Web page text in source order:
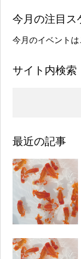
今月の注目ス
今月のイベントは
サイト内検索
最近の記事